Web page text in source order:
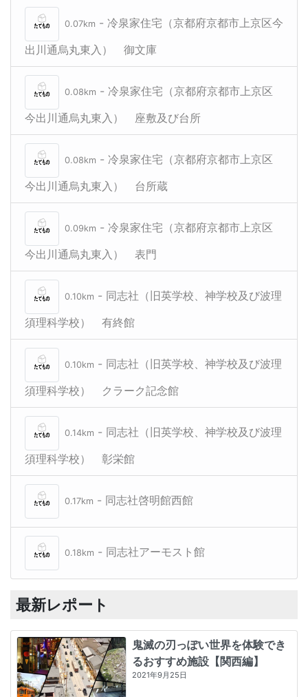
0.07km - 冷泉家住宅（京都府京都市上京区今
出川通烏丸東入） 御文庫
0.08km - 冷泉家住宅（京都府京都市上京区
今出川通烏丸東入） 座敷及び台所
0.08km - 冷泉家住宅（京都府京都市上京区
今出川通烏丸東入） 台所蔵
0.09km - 冷泉家住宅（京都府京都市上京区
今出川通烏丸東入） 表門
0.10km - 同志社（旧英学校、神学校及び波理
須理科学校） 有終館
0.10km - 同志社（旧英学校、神学校及び波理
須理科学校） クラーク記念館
0.14km - 同志社（旧英学校、神学校及び波理
須理科学校） 彰栄館
0.17km - 同志社啓明館西館
0.18km - 同志社アーモスト館
最新レポート
鬼滅の刃っぽい世界を体験でき
るおすすめ施設【関西編】
2021年9月25日